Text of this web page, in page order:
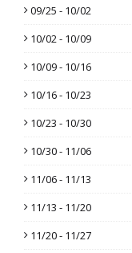
09/25 - 10/02
10/02 - 10/09
10/09 - 10/16
10/16 - 10/23
10/23 - 10/30
10/30 - 11/06
11/06 - 11/13
11/13 - 11/20
11/20 - 11/27